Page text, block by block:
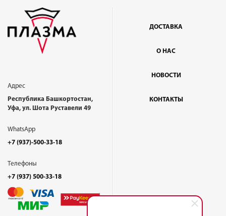
Адрес
Республика Башкортостан,
Уфа, ул. Шота Руставели 49
WhatsApp
+7 (937)-500-33-18
Телефоны
+7 (937) 500-33-18
ДОСТАВКА
О НАС
НОВОСТИ
КОНТАКТЫ